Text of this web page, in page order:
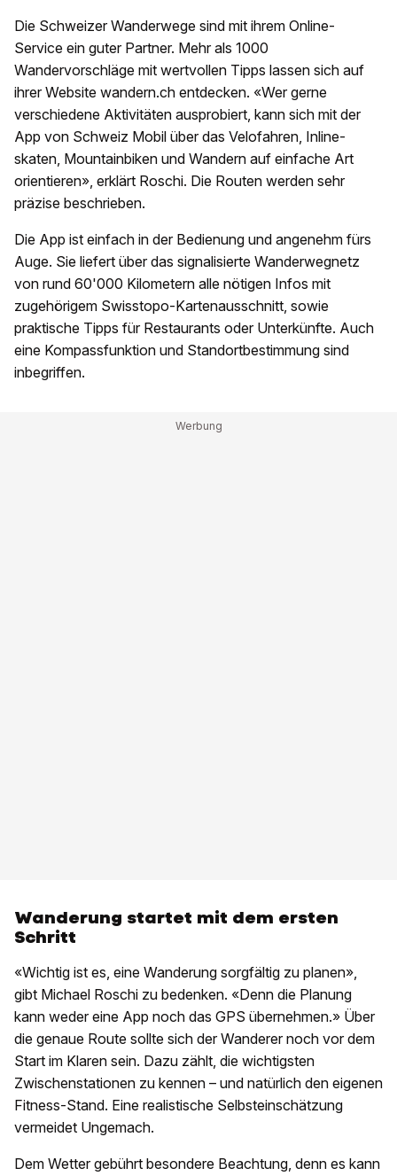
Die Schweizer Wanderwege sind mit ihrem Online-
Service ein guter Partner. Mehr als 1000
Wandervorschläge mit wertvollen Tipps lassen sich auf
ihrer Website wandern.ch entdecken. «Wer gerne
verschiedene Aktivitäten ausprobiert, kann sich mit der
App von Schweiz Mobil über das Velofahren, Inline-
skaten, Mountainbiken und Wandern auf einfache Art
orientieren», erklärt Roschi. Die Routen werden sehr
präzise beschrieben.
Die App ist einfach in der Bedienung und angenehm fürs
Auge. Sie liefert über das signalisierte Wanderwegnetz
von rund 60'000 Kilometern alle nötigen Infos mit
zugehörigem Swisstopo-Kartenausschnitt, sowie
praktische Tipps für Restaurants oder Unterkünfte. Auch
eine Kompassfunktion und Standortbestimmung sind
inbegriffen.
Wanderung startet mit dem ersten
Schritt
«Wichtig ist es, eine Wanderung sorgfältig zu planen»,
gibt Michael Roschi zu bedenken. «Denn die Planung
kann weder eine App noch das GPS übernehmen.» Über
die genaue Route sollte sich der Wanderer noch vor dem
Start im Klaren sein. Dazu zählt, die wichtigsten
Zwischenstationen zu kennen – und natürlich den eigenen
Fitness-Stand. Eine realistische Selbsteinschätzung
vermeidet Ungemach.
Dem Wetter gebührt besondere Beachtung, denn es kann